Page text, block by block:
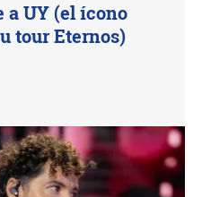
a UY (el ícono
tour Eternos)